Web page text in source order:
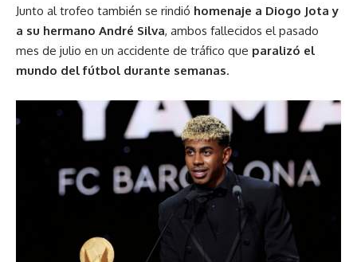
Junto al trofeo también se rindió homenaje a Diogo Jota y
a su hermano André Silva, ambos fallecidos el pasado
mes de julio en un accidente de tráfico que paralizó el
mundo del fútbol durante semanas.